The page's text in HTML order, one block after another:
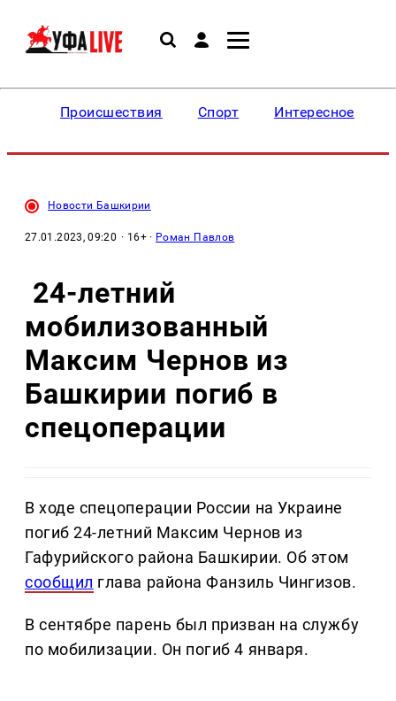
Происшествия Спорт Интересное
Новости Башкирии
27.01.2023, 09:20 · 16+ · Роман Павлов
24-летний
мобилизованный
Максим Чернов из
Башкирии погиб в
спецоперации
В ходе спецоперации России на Украине
погиб 24-летний Максим Чернов из
Гафурийского района Башкирии. Об этом
сообщил глава района Фанзиль Чингизов.
В сентябре парень был призван на службу
по мобилизации. Он погиб 4 января.